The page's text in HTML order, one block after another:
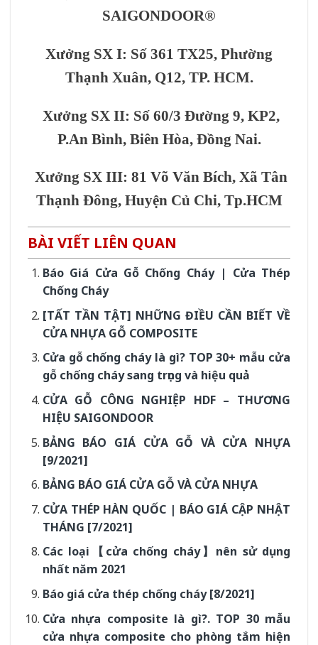
SAIGONDOOR®
Xưởng SX I: Số 361 TX25, Phường
Thạnh Xuân, Q12, TP. HCM.
Xưởng SX II: Số 60/3 Đường 9, KP2,
P.An Bình, Biên Hòa, Đồng Nai.
Xưởng SX III: 81 Võ Văn Bích, Xã Tân
Thạnh Đông, Huyện Củ Chi, Tp.HCM
BÀI VIẾT LIÊN QUAN
Báo Giá Cửa Gỗ Chống Cháy | Cửa Thép
Chống Cháy
[TẤT TẦN TẬT] NHỮNG ĐIỀU CẦN BIẾT VỀ
CỬA NHỰA GỖ COMPOSITE
Cửa gỗ chống cháy là gì? TOP 30+ mẫu cửa
gỗ chống cháy sang trọng và hiệu quả
CỬA GỖ CÔNG NGHIỆP HDF – THƯƠNG
HIỆU SAIGONDOOR
BẢNG BÁO GIÁ CỬA GỖ VÀ CỬA NHỰA
[9/2021]
BẢNG BÁO GIÁ CỬA GỖ VÀ CỬA NHỰA
CỬA THÉP HÀN QUỐC | BÁO GIÁ CẬP NHẬT
THÁNG [7/2021]
Các loại【cửa chống cháy】nên sử dụng
nhất năm 2021
Báo giá cửa thép chống cháy [8/2021]
Cửa nhựa composite là gì?. TOP 30 mẫu
cửa nhựa composite cho phòng tắm hiện